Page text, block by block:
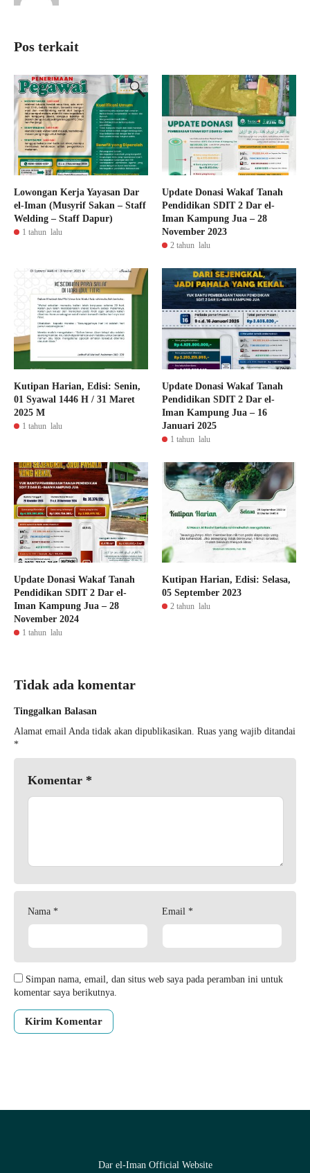
Pos terkait
Lowongan Kerja Yayasan Dar
el-Iman (Musyrif Sakan – Staff
Welding – Staff Dapur)
1 tahun lalu
Update Donasi Wakaf Tanah
Pendidikan SDIT 2 Dar el-
Iman Kampung Jua – 28
November 2023
2 tahun lalu
Kutipan Harian, Edisi: Senin,
01 Syawal 1446 H / 31 Maret
2025 M
1 tahun lalu
Update Donasi Wakaf Tanah
Pendidikan SDIT 2 Dar el-
Iman Kampung Jua – 16
Januari 2025
1 tahun lalu
Update Donasi Wakaf Tanah
Pendidikan SDIT 2 Dar el-
Iman Kampung Jua – 28
November 2024
1 tahun lalu
Kutipan Harian, Edisi: Selasa,
05 September 2023
2 tahun lalu
Tidak ada komentar
Tinggalkan Balasan
Alamat email Anda tidak akan dipublikasikan. Ruas yang wajib ditandai
*
Komentar *
Nama * Email *
Simpan nama, email, dan situs web saya pada peramban ini untuk
komentar saya berikutnya.
Dar el-Iman Official Website